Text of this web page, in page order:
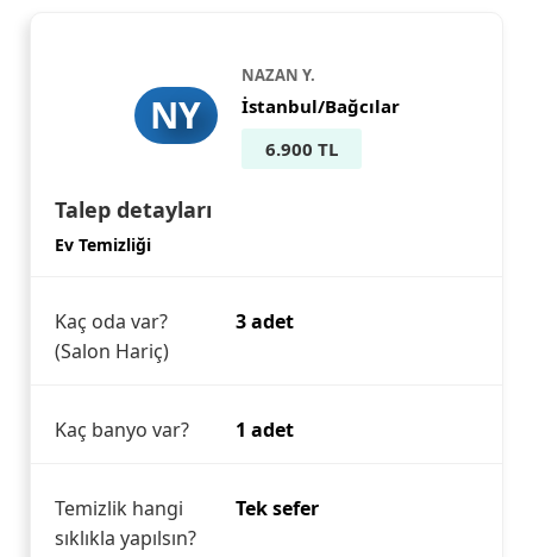
NY
NAZAN Y.
İstanbul/Bağcılar
6.900 TL
Talep detayları
Ev Temizliği
Kaç oda var?
(Salon Hariç)
3 adet
Kaç banyo var? 1 adet
Temizlik hangi
sıklıkla yapılsın?
Tek sefer